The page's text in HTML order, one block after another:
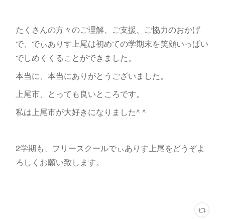
たくさんの方々のご理解、ご支援、ご協力のおかげ
で、でぃありす上尾は初めての学期末を笑顔いっぱい
でしめくくることができました。
本当に、本当にありがとうございました。
上尾市、とっても良いところです。
私は上尾市が大好きになりました^ ^
2学期も、フリースクールでぃありす上尾をどうぞよ
ろしくお願い致します。